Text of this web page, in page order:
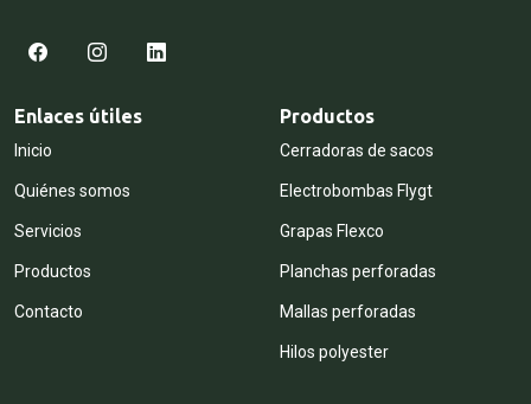
Enlaces útiles
Inicio
Quiénes somos
Servicios
Productos
Contacto
Productos
Cerradoras de sacos
Electrobombas Flygt
Grapas Flexco
Planchas perforadas
Mallas perforadas
Hilos polyester